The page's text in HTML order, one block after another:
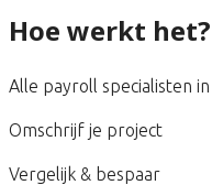
Hoe werkt het?
Alle payroll specialisten
Omschrijf je project
Vergelijk & bespaar